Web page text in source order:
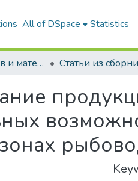
All of DSpace Statistics
Сборники трудов и материалов конференций